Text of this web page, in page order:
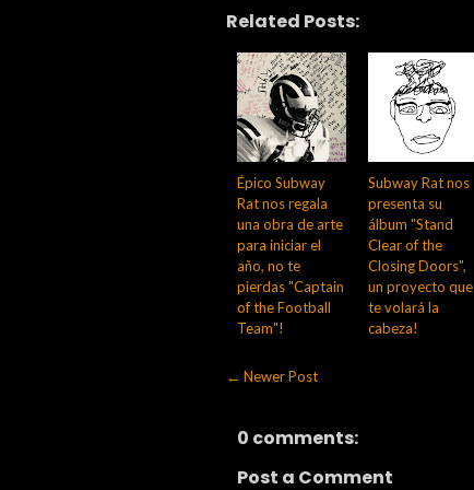
Related Posts:
Épico Subway
Rat nos regala
una obra de arte
para iniciar el
año, no te
pierdas "Captain
of the Football
Team"!
Subway Rat nos
presenta su
álbum "Stand
Clear of the
Closing Doors",
un proyecto que
te volará la
cabeza!
← Newer Post
0 comments:
Post a Comment